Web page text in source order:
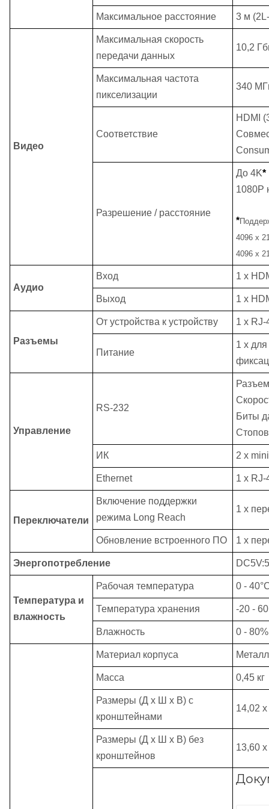
Максимальное расстояние 3 м
Видео
Максимальная скорость
передачи данных
10,2
Максимальная частота
пикселизации
340
Соответствие
HDMI
Разрешение / расстояние
До 4K*
1080P
*
4096 x
4096 x
Аудио
Вход 1 x
Выход 1 x
Разъемы
От устройства к устройству 1 x RJ-
Питание
1 x для
Управление
RS-232
Биты
ИК 2 x mini
Ethernet 1 x RJ-
Переключатели
Включение поддержки
режима Long Reach
1 x
Обновление встроенного ПО 1 x
Энергопотребление
Температура и
влажность
Рабочая температура 0 -
Температура хранения -20 -
Влажность 0 -
Материал корпуса Металл
Масса 0,45 кг
Размеры (Д х Ш х В) с
кронштейнами
14,02
Размеры (Д х Ш х В) без
кронштейнов
13,60